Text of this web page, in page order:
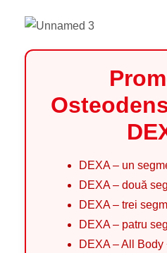
DEXA – un
DEXA – două
DEXA – trei
DEXA – patru
DEXA – All